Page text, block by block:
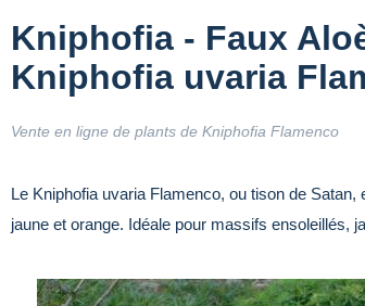
Kniphofia - Faux
Kniphofia uvaria
Vente en ligne de plants de Kniphofia Flamenco
Le Kniphofia uvaria Flamenco, ou tison de
jaune et orange. Idéale pour massifs ensoleillés,